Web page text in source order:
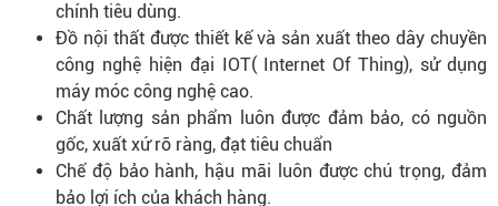
chính tiêu dùng.
Đồ nội thất được thiết kế và sản xuất theo dây chuyền
công nghệ hiện đại IOT( Internet Of Thing), sử dụng
máy móc công nghệ cao.
Chất lượng sản phẩm luôn được đảm bảo, có nguồn
gốc, xuất xứ rõ ràng, đạt tiêu chuẩn
Chế độ bảo hành, hậu mãi luôn được chú trọng, đảm
bảo lợi ích của khách hàng.